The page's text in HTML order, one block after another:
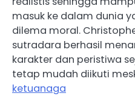
masuk ke dalam dunia
dilema moral.
sutradara berhasil
karakter dan peristiwa
tetap mudah diikuti
ketuanaga